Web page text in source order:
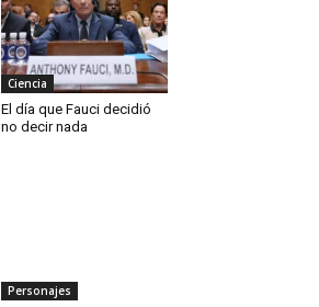
Ciencia
El día que Fauci decidió
no decir nada
Personajes